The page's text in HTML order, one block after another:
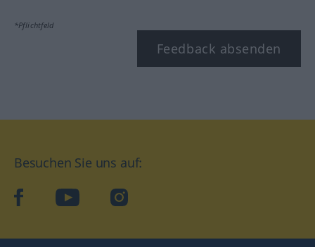
*Pflichtfeld
Feedback absenden
Besuchen Sie uns auf:
facebookYouTube Instagram